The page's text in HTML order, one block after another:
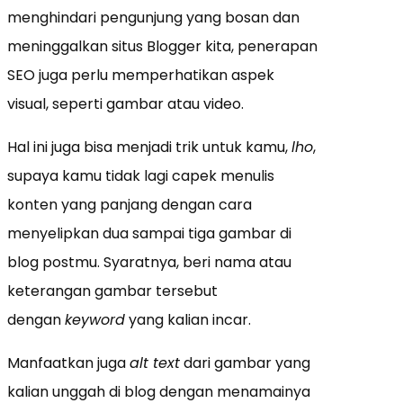
menghindari pengunjung yang bosan dan
meninggalkan situs Blogger kita, penerapan
SEO juga perlu memperhatikan aspek
visual, seperti gambar atau video.
Hal ini juga bisa menjadi trik untuk kamu,lho,
supaya kamu tidak lagi capek menulis
konten yang panjang dengan cara
menyelipkan dua sampai tiga gambar di
blog postmu. Syaratnya, beri nama atau
keterangan gambar tersebut
dengankeywordyang kalian incar.
Manfaatkan jugaalt textdari gambar yang
kalian unggah di blog dengan menamainya